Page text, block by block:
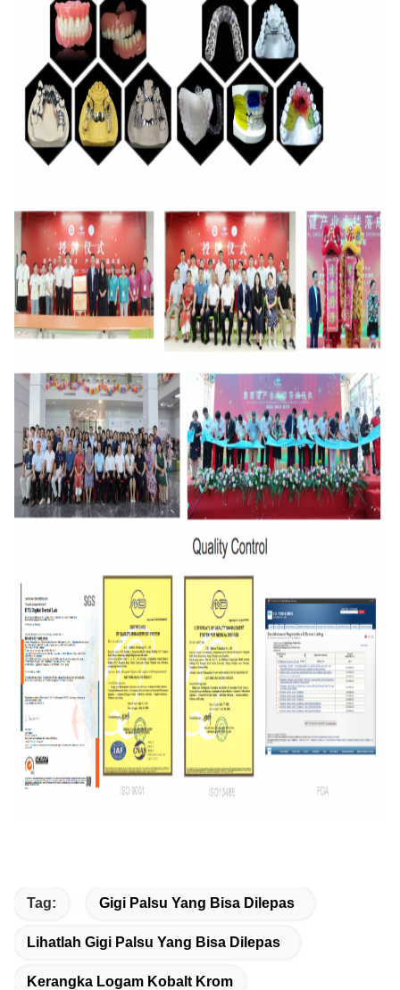
Tag: Gigi Palsu Yang Bisa Dilepas
Lihatlah Gigi Palsu Yang Bisa Dilepas
Kerangka Logam Kobalt Krom